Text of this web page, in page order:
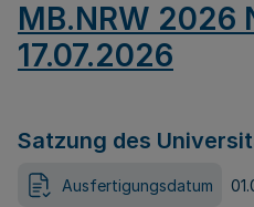
MB.NRW 2026
17.07.2026
Satzung des
Ausfertigungsdatum